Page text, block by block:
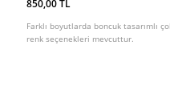
850,00 TL
Farklı boyutlarda boncuk tasarımlı
renk seçenekleri mevcuttur.